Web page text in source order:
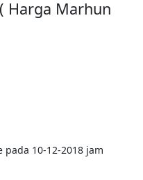
Harga Marhun
10-12-2018 jam